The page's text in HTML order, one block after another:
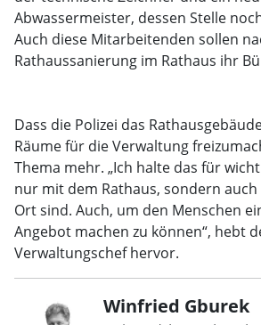
Abwassermeister, dessen Stelle
Auch diese Mitarbeitenden sollen
Rathaussanierung im Rathaus ihr
Dass die Polizei das
Räume für die Verwaltung
Thema mehr. „Ich halte das für
nur mit dem Rathaus, sondern
Ort sind. Auch, um den Menschen
Angebot machen zu können“, hebt
Verwaltungschef hervor.
Winfried Gburek